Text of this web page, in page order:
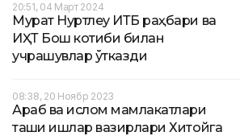
20:51, 04 Март 2024
Мурат Нуртлеу ИТБ раҳбари ва
ИҲТ Бош котиби билан
учрашувлар ўтказди
08:38, 20 Ноябр 2023
Араб ва ислом мамлакатлари
ташқи ишлар вазирлари Хитойга